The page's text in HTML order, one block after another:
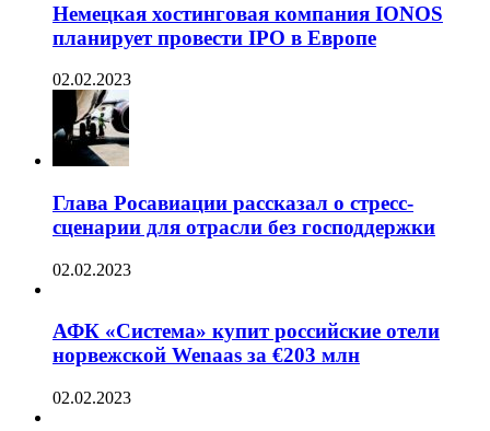
Немецкая хостинговая компания IONOS
планирует провести IPO в Европе
02.02.2023
Глава Росавиации рассказал о стресс-
сценарии для отрасли без господдержки
02.02.2023
АФК «Система» купит российские отели
норвежской Wenaas за €203 млн
02.02.2023